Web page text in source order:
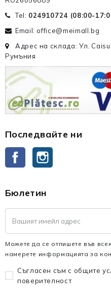
Tel: 024910724 (08:00-
Email: office@meimall.bg
Адрес на склада: Ул.
Румъния
Последвайте ни
Facebook
Бюлетин
Можете да се отпишете във
намерете информацията за
Съгласен съм с общите
поверителност